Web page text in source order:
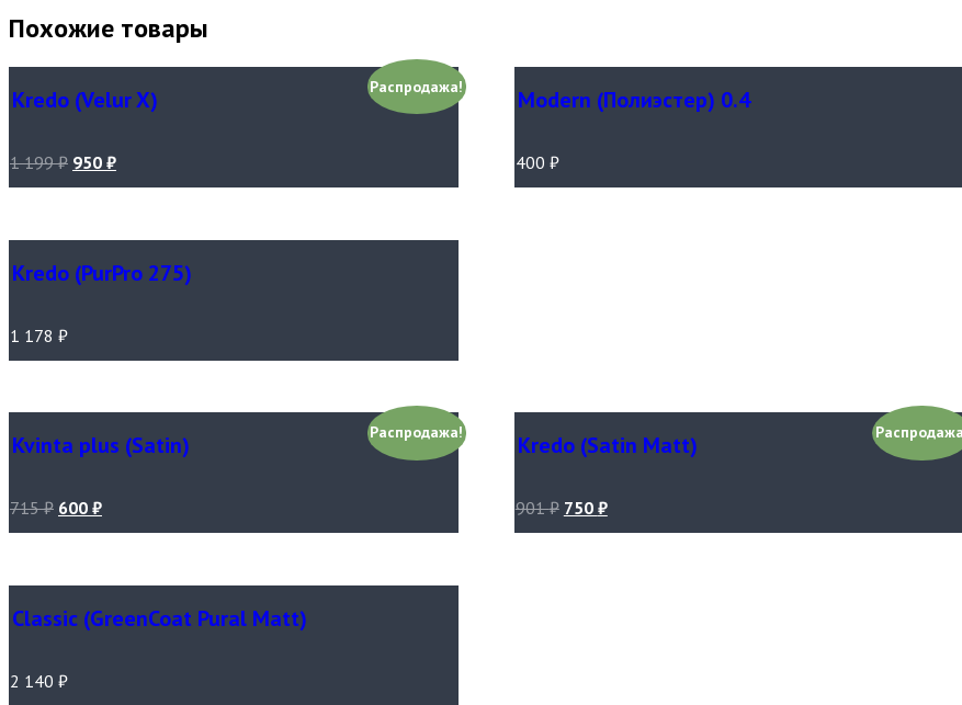
Похожие товары
Распродажа!
Kredo (Velur X)
1 199₽ 950 ₽
Modern (Полиэстер) 0.4
400 ₽
Kredo (PurPro 275)
1 178 ₽
Распродажа!
Kvinta plus (Satin)
715₽ 600 ₽
Kredo (Satin Matt)
901₽ 750 ₽
Classic (GreenCoat Pural Matt)
2 140 ₽